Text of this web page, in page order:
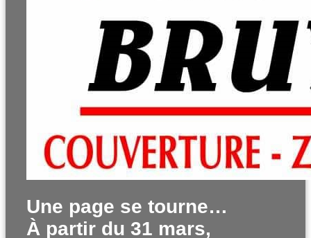
Une page se tourne…
À partir du 31 mars,